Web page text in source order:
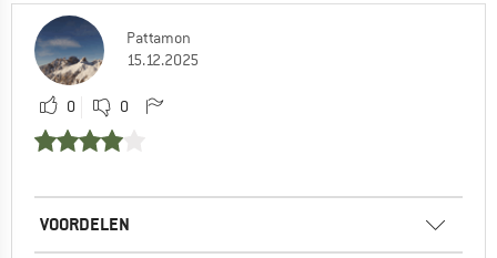
Pattamon
15.12.2025
0 0
VOORDELEN